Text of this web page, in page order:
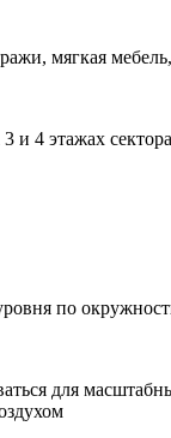
мягкая
и 4 этажах
по
для